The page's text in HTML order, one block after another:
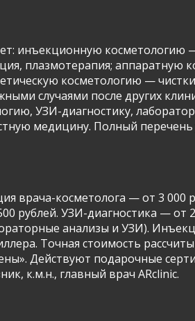
инъекционную косметологию
плазмотерапия; аппаратную
косметологию —
случаями после других
УЗИ-диагностику,
медицину. Полный
врача-косметолога — от 3 000
рублей. УЗИ-диагностика — от
анализы и УЗИ).
Точная стоимость
Действуют подарочные
к.м.н., главный врач ARclinic.